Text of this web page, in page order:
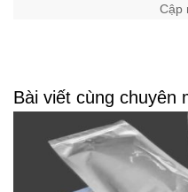
Cập
Bài viết cùng chuyên